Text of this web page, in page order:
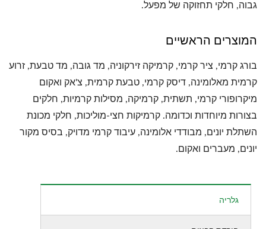
גבוה, חלקי תחזוקה של מפעל.
המוצרים הראשיים
בורג קרמי, ציר קרמי, קרמיקה זירקוניה, מד גובה, מד טבעת, זרוע
קרמית מאלומינה, דיסק קרמי, טבעת קרמית, צ'אק ואקום
מיקרופורי קרמי, תשתית, קרמיקה, מסילות קרמיות, חלקים
בצורות מיוחדות וכדומה. קרמיקות חצי-מוליכות, חלקי מכונת
השתלת יונים, מבודדי אלומינה, עיבוד קרמי מדויק, בסיס מקור
יונים, מעברים ואקום.
גלריה